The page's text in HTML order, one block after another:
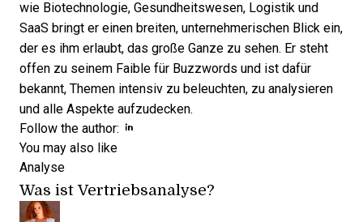
wie Biotechnologie, Gesundheitswesen, Logistik und
SaaS bringt er einen breiten, unternehmerischen Blick ein,
der es ihm erlaubt, das große Ganze zu sehen. Er steht
offen zu seinem Faible für Buzzwords und ist dafür
bekannt, Themen intensiv zu beleuchten, zu analysieren
und alle Aspekte aufzudecken.
Follow the author: Opens new window
You may also like
Analyse
Was ist Vertriebsanalyse?